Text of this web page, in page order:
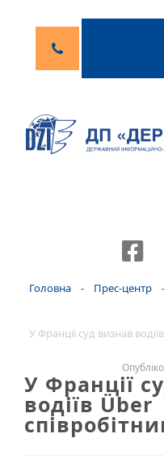
Головна - Прес-центр -
У Франції суд визнав
У Франції
водіїв Über